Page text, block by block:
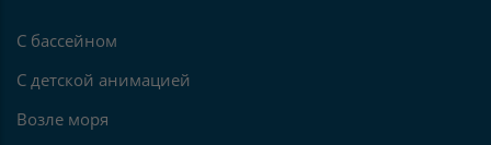
С бассейном
С детской анимацией
Возле моря